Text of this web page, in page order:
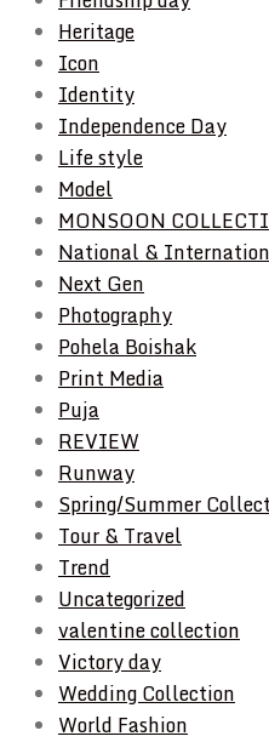
Heritage
Icon
Identity
Independence Day
Life style
Model
MONSOON
National &
Next Gen
Photography
Pohela Boishak
Print Media
Puja
REVIEW
Runway
Spring/Summer
Tour & Travel
Trend
Uncategorized
valentine collection
Victory day
Wedding Collection
World Fashion